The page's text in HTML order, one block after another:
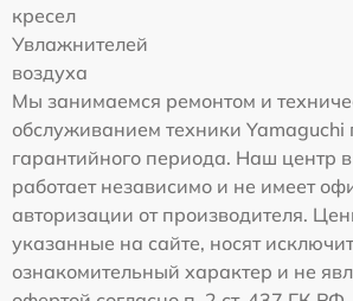
кресел
Увлажнителей
воздуха
Мы занимаемся ремонтом и
обслуживанием техники Yamaguchi
гарантийного периода. Наш центр
работает независимо и не имеет
авторизации от производителя.
указанные на сайте, носят
ознакомительный характер и не